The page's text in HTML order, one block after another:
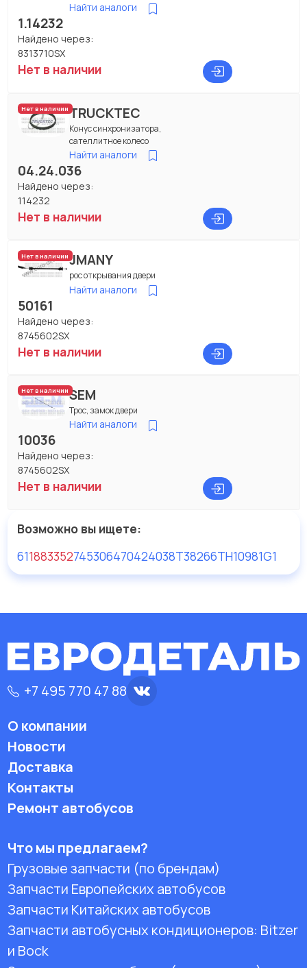
Найти аналоги
1.14232
Найдено через:
8313710SX
Нет в наличии
Нет в наличииTRUCKTEC
Конус синхронизатора,
сателлитное колесо
Найти аналоги
04.24.036
Найдено через:
114232
Нет в наличии
Нет в наличииJMANY
рос открывания двери
Найти аналоги
50161
Найдено через:
8745602SX
Нет в наличии
Нет в наличииSEM
Трос, замок двери
Найти аналоги
10036
Найдено через:
8745602SX
Нет в наличии
Возможно вы ищете:
611883352745306470424038T38266TH10981G1
+7 495 770 47 88
О компании
Новости
Доставка
Контакты
Ремонт автобусов
Что мы предлагаем?
Грузовые запчасти (по брендам)
Запчасти Европейских автобусов
Запчасти Китайских автобусов
Запчасти автобусных кондиционеров: Bitzer
и Bock